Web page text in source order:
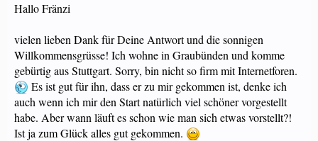
Hallo Fränzi
vielen lieben Dank für Deine Antwort und die sonnigen
Willkommensgrüsse! Ich wohne in Graubünden und komme
gebürtig aus Stuttgart. Sorry, bin nicht so firm mit Internetforen.
Es ist gut für ihn, dass er zu mir gekommen ist, denke ich
auch wenn ich mir den Start natürlich viel schöner vorgestellt
habe. Aber wann läuft es schon wie man sich etwas vorstellt?!
Ist ja zum Glück alles gut gekommen.